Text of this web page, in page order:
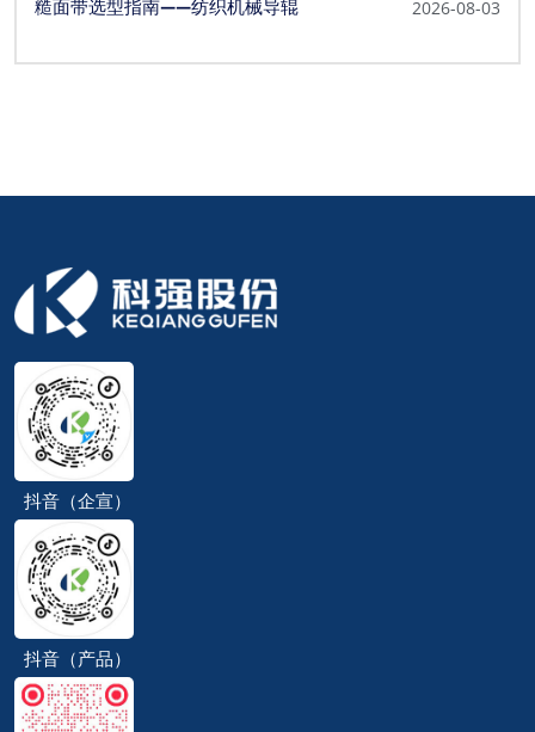
糙面带选型指南——纺织机械导辊
2026-08-03
抖音（企宣）
抖音（产品）